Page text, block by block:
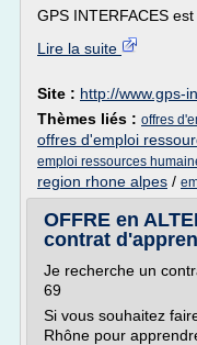
GPS INTERFACES
Lire la suite
Site : http://www.gps-
Thèmes liés : offres
offres d'emploi
emploi ressources
region rhone alpes /
OFFRE en
contrat
Je recherche un
69
Si vous souhaitez
Rhône pour